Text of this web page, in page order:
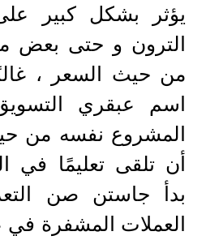
يؤثر بشكل كبير
الترون و حتى بعض
من حيث السعر ،
اسم عبقري
المشروع نفسه من
أن تلقى تعليمًا في
بدأ جاستن صن